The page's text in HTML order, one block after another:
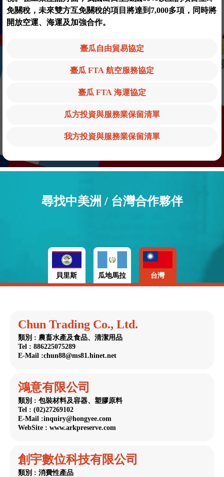
免關稅，未來雙方互免關稅的項目將達到7,000多項，同時將
開放空運、海運及加強合作。
臺瓜自由貿易協定
臺瓜 FTA 航空服務協定
臺瓜 FTA 海運協定
瓜方投資與服務業保留清單
我方投資與服務業保留清單
尋找中美洲 / 台灣合作夥伴
貝里斯 瓜地馬拉 台灣
Chun Trading Co., Ltd.
類別 : 農畜水產及食品、清潔用品
Tel : 886225075289
E-Mail :chun88@ms81.hinet.net
鴻意有限公司
類別 : 包裝材料及容器、塑膠原料
Tel : (02)27269102
E-Mail :inquiry@hongyee.com
WebSite : www.arkpreserve.com
創宇數位科技有限公司
類別 : 消費性產品